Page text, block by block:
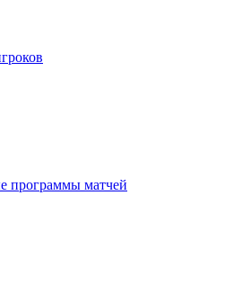
программы матчей